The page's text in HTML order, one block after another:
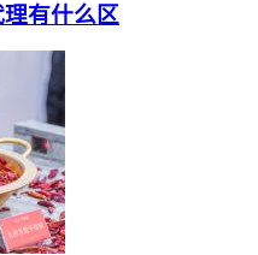
有什么区